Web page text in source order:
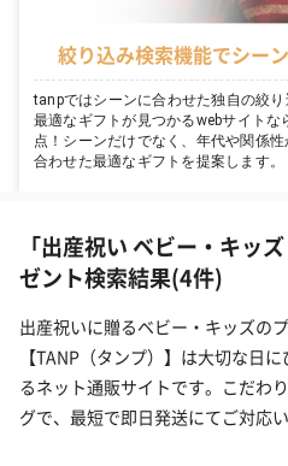
絞り込み検索機能でシー
tanpではシーンに合わせた独自の絞り
最適なギフトが見つかるwebサイト
点！シーンだけでなく、年代や関係
合わせた最適なギフトを提案します。
「出産祝い ベビー・キッ
ゼント検索結果(4件)
出産祝いに贈るベビー・キッズの
【TANP（タンプ）】は大切な日
るネット通販サイトです。こだわ
グで、最短で即日発送にてご対応い